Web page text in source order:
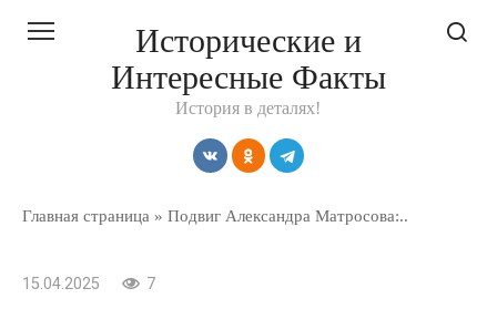
Исторические и
Интересные Факты
История в деталях!
Главная страница » Подвиг Александра Матросова:..
15.04.2025 7